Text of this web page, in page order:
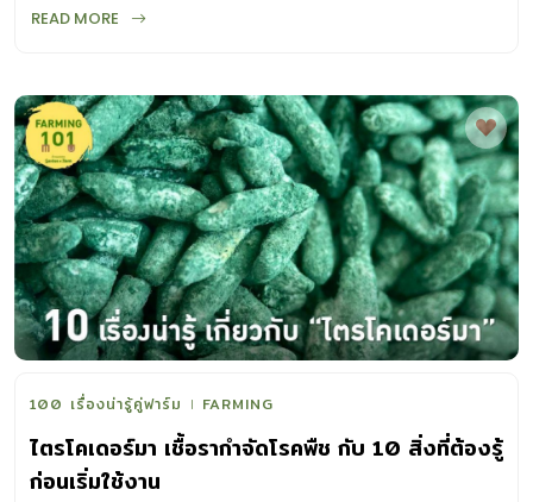
READ MORE
100 เรื่องน่ารู้คู่ฟาร์ม FARMING
ไตรโคเดอร์มา เชื้อรากำจัดโรคพืช กับ 10 สิ่งที่ต้องรู้
ก่อนเริ่มใช้งาน